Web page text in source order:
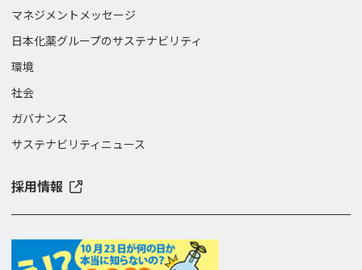
マネジメントメッセージ
日本化薬グループのサステナビリティ
環境
社会
ガバナンス
サステナビリティニュース
採用情報